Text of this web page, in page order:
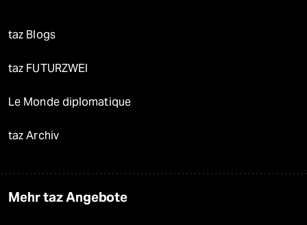
taz Blogs
taz FUTURZWEI
Le Monde diplomatique
taz Archiv
Mehr taz Angebote